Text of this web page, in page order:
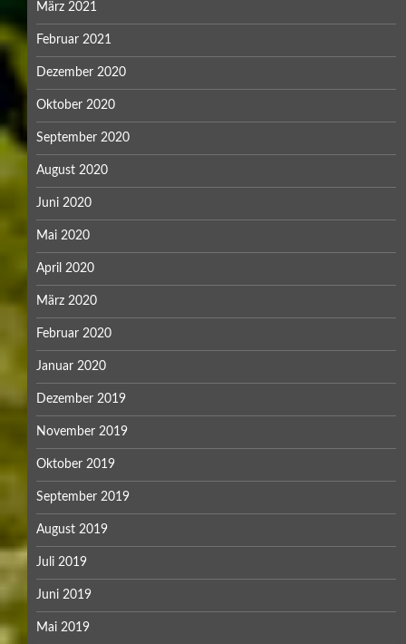
März 2021
Februar 2021
Dezember 2020
Oktober 2020
September 2020
August 2020
Juni 2020
Mai 2020
April 2020
März 2020
Februar 2020
Januar 2020
Dezember 2019
November 2019
Oktober 2019
September 2019
August 2019
Juli 2019
Juni 2019
Mai 2019